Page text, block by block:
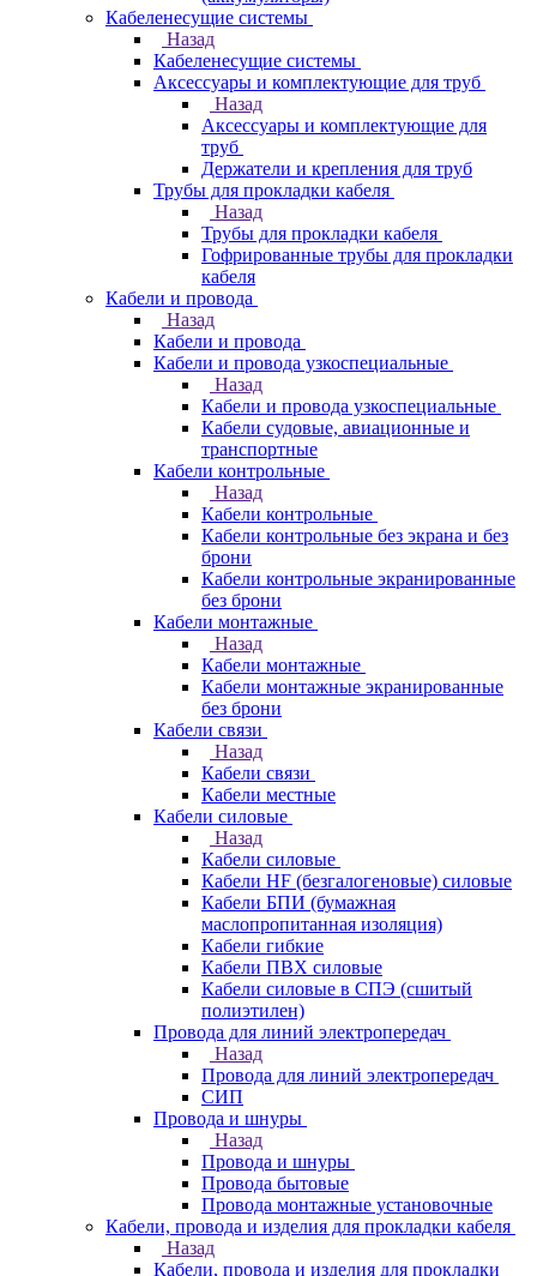
Кабеленесущие системы
Назад
Кабеленесущие системы
Аксессуары и комплектующие для труб
Назад
Аксессуары и комплектующие для
труб
Держатели и крепления для труб
Трубы для прокладки кабеля
Назад
Трубы для прокладки кабеля
Гофрированные трубы для прокладки
кабеля
Кабели и провода
Назад
Кабели и провода
Кабели и провода узкоспециальные
Назад
Кабели и провода узкоспециальные
Кабели судовые, авиационные и
транспортные
Кабели контрольные
Назад
Кабели контрольные
Кабели контрольные без экрана и без
брони
Кабели контрольные экранированные
без брони
Кабели монтажные
Назад
Кабели монтажные
Кабели монтажные экранированные
без брони
Кабели связи
Назад
Кабели связи
Кабели местные
Кабели силовые
Назад
Кабели силовые
Кабели HF (безгалогеновые) силовые
Кабели БПИ (бумажная
маслопропитанная изоляция)
Кабели гибкие
Кабели ПВХ силовые
Кабели силовые в СПЭ (сшитый
полиэтилен)
Провода для линий электропередач
Назад
Провода для линий электропередач
СИП
Провода и шнуры
Назад
Провода и шнуры
Провода бытовые
Провода монтажные установочные
Кабели, провода и изделия для прокладки кабеля
Назад
Кабели, провода и изделия для прокладки